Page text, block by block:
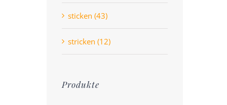
sticken (43)
stricken (12)
Produkte